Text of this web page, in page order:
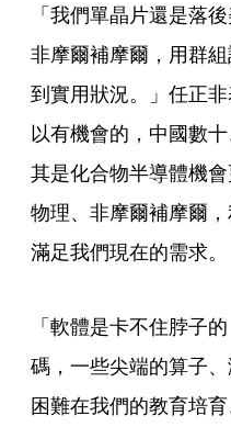
「我們單晶片還是落
非摩爾補摩爾，用群
到實用狀況。」任正
以有機會的，中國數
其是化合物半導體機
物理、非摩爾補摩爾
滿足我們現在的需求。
「軟體是卡不住脖子
碼，一些尖端的算子
困難在我們的教育培